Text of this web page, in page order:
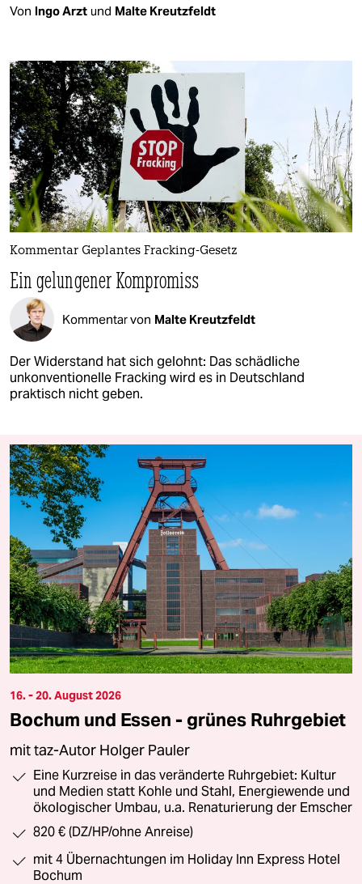
Von Ingo Arzt und Malte Kreutzfeldt
Kommentar Geplantes Fracking-Gesetz
Ein gelungener Kompromiss
Kommentar von Malte Kreutzfeldt
Der Widerstand hat sich gelohnt: Das schädliche
unkonventionelle Fracking wird es in Deutschland
praktisch nicht geben.
16. - 20. August 2026
Bochum und Essen - grünes Ruhrgebiet
mit taz-Autor Holger Pauler
Eine Kurzreise in das veränderte Ruhrgebiet: Kultur
und Medien statt Kohle und Stahl, Energiewende und
ökologischer Umbau, u.a. Renaturierung der Emscher
820 € (DZ/HP/ohne Anreise)
mit 4 Übernachtungen im Holiday Inn Express Hotel
Bochum